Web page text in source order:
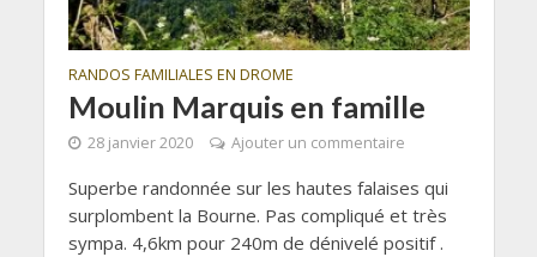
RANDOS FAMILIALES EN DROME
Moulin Marquis en famille
28 janvier 2020 Ajouter un commentaire
Superbe randonnée sur les hautes falaises qui
surplombent la Bourne. Pas compliqué et très
sympa. 4,6km pour 240m de dénivelé positif .